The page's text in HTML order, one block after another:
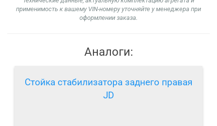
применимость к вашему VIN-номеру уточняйте у менеджера при
оформлении заказа.
Аналоги:
Стойка стабилизатора заднего правая
JD